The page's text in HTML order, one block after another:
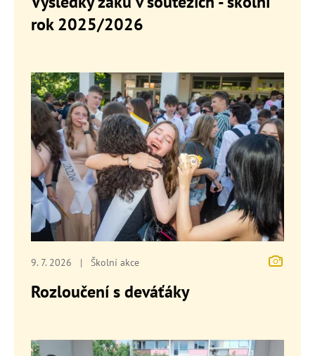
rok 2025/2026
9. 7. 2026 | Školní akce
Rozloučení s deváťáky